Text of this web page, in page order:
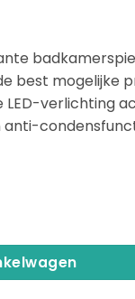
best mogelijke
verlichting
80x70cm |